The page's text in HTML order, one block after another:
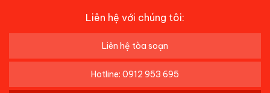
Liên hệ với chúng tôi:
Liên hệ tòa soạn
Hotline: 0912 953 695